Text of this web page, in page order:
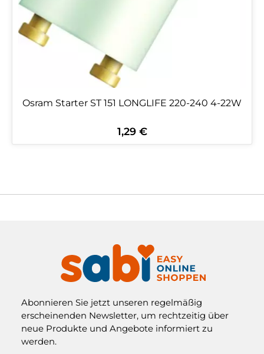
Osram Starter ST 151 LONGLIFE 220-240 4-22W
Regulärer Preis:
1,29 €
Abonnieren Sie jetzt unseren regelmäßig
erscheinenden Newsletter, um rechtzeitig über
neue Produkte und Angebote informiert zu
werden.